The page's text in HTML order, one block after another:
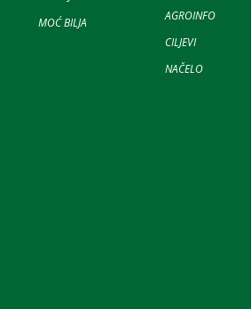
MOĆ BILJA
AGROINFO
CILJEVI
NAČELO